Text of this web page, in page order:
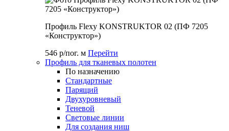
Профиль Flexy KONSTRUKTOR 02 (ПФ 7205
«Конструктор»)
546 р/пог. м Перейти
Профиль для тканевых полотен
По назначению
Стандартные
Парящий
Двухуровневый
Теневой
Световые линии
Для создания ниш